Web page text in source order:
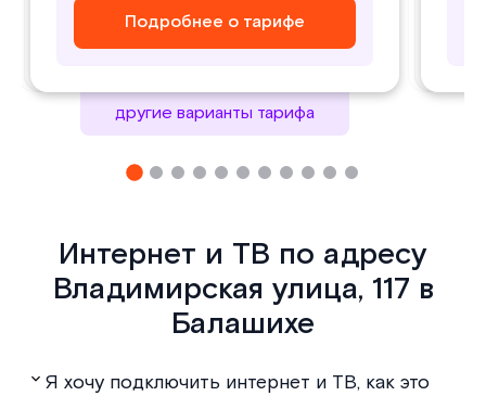
Подробнее о тарифе
Подробнее о тарифе
Подробнее о тарифе
Подробнее о тарифе
другие варианты тарифа
Интернет и ТВ по адресу
Владимирская улица, 117 в
Балашихе
Я хочу подключить интернет и ТВ, как это